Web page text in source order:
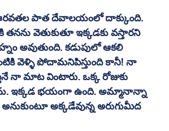
ఊరవతల పాత దేవాలయంలో దాక్కుంది.
వెతుకుతూ ఇక్కడకు వస్తారని
అవుతుంది. కడుపులో ఆకలి
వెళ్ళి పోదామనిపిస్తుంది కానీ! నా
నా మాట వింటారు. ఒక్క రోజుకు
ఇక్కడ భయంగా ఉంది. అమ్మానాన్నా
అక్కడేవున్న అరుగుమీద